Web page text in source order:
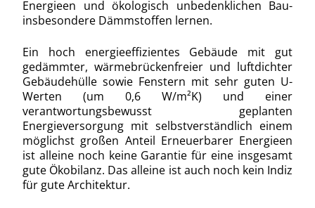
Energieen und ökologisch unbedenklichen Bau-
insbesondere Dämmstoffen lernen.
Ein hoch energieeffizientes Gebäude mit gut
gedämmter, wärmebrückenfreier und luftdichter
Gebäudehülle sowie Fenstern mit sehr guten U-
Werten (um 0,6 W/m²K) und einer
verantwortungsbewusst geplanten
Energieversorgung mit selbstverständlich einem
möglichst großen Anteil Erneuerbarer Energieen
ist alleine noch keine Garantie für eine insgesamt
gute Ökobilanz. Das alleine ist auch noch kein Indiz
für gute Architektur.